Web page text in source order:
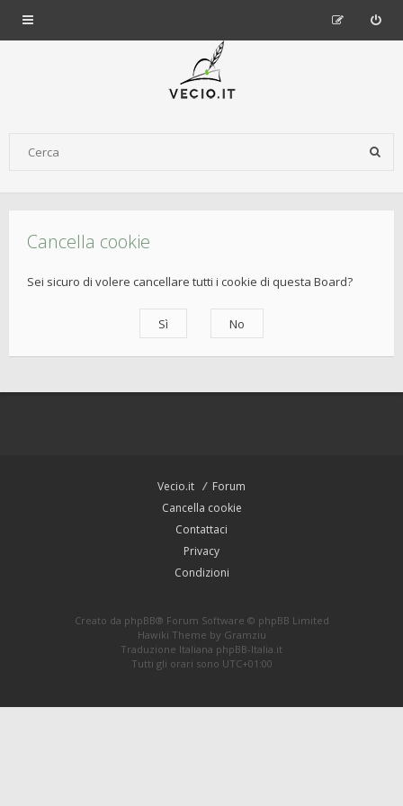
Cancella cookie
Sei sicuro di volere cancellare tutti i cookie di questa Board?
Vecio.it
Forum
Cancella cookie
Contattaci
Privacy
Condizioni
Creato da phpBB® Forum Software © phpBB Limited
Hawiki Theme by Gramziu
Traduzione Italiana phpBB-Italia.it
Tutti gli orari sono UTC+01:00